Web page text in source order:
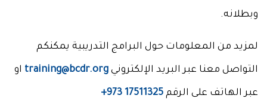
وبطلانه.
لمزيد من المعلومات حول البرامج التدريبية يمكنكم
التواصل معنا عبر البريد الإلكتروني training@bcdr.org او
عبر الهاتف على الرقم 17511325 973+